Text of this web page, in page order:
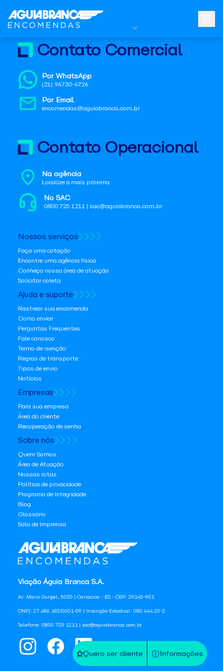
Quero ser cliente Informações
Viação Águia Branca S.A.
Av. Mario Gurgel, 5030 | Cariacica - ES - CEP: 29145-901
CNPJ: 27.486.182/0001-09 | Inscrição Estadual: 080.444.20-2
Telefone: 0800 725 1211 | sac@aguiabranca.com.br
Contato Comercial
Por WhatsApp
(21) 96730-4726
Por Email
encomendas@aguiabranca.com.br
Contato Operacional
Na agência
Localize a mais próxima
No SAC
0800 725 1211 | sac@aguiabranca.com.br
Nossos serviços
Faça uma cotação
Encontre uma agência física
Conheça nossa área de atuação
Solicitar coleta
Ajuda e suporte
Rastrear sua encomenda
Como enviar
Perguntas Frequentes
Fale conosco
Termo de isenção
Regras de transporte
Tipos de envio
Notícias
Empresas
Para sua empresa
Área do cliente
Recuperação de senha
Sobre nós
Quem Somos
Área de Atuação
Nossas rotas
Política de privacidade
Programa de Integridade
Blog
Glossário
Sala de Imprensa